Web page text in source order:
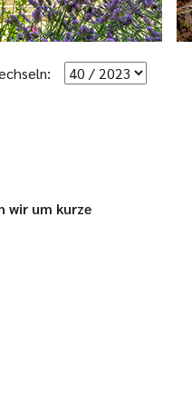
wir um kurze